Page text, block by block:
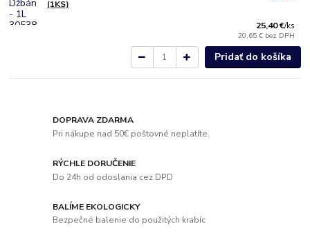
(1KS)
25,40 €/ks
20,65 € bez DPH
Pridať do košíka
DOPRAVA ZDARMA
Pri nákupe nad 50€ poštovné neplatíte.
RÝCHLE DORUČENIE
Do 24h od odoslania cez DPD
BALÍME EKOLOGICKY
Bezpečné balenie do použitých krabíc